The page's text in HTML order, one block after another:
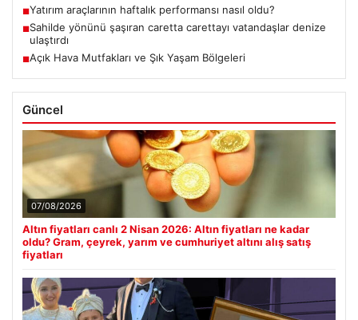
■Yatırım araçlarının haftalık performansı nasıl oldu?
■Sahilde yönünü şaşıran caretta carettayı vatandaşlar denize
ulaştırdı
■Açık Hava Mutfakları ve Şık Yaşam Bölgeleri
Güncel
07/08/2026
Altın fiyatları canlı 2 Nisan 2026: Altın fiyatları ne kadar
oldu? Gram, çeyrek, yarım ve cumhuriyet altını alış satış
fiyatları